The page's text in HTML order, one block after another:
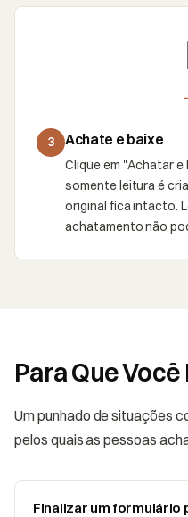
3 Achate e baixe
Clique em "Achatar e
somente leitura é
original fica intacto.
achatamento não
Para Que
Um punhado de situações
pelos quais as pessoas
Finalizar um formulário